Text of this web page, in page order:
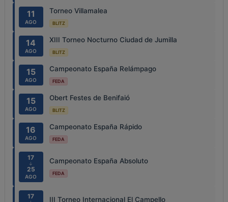
11
AGO
Torneo Villamalea
BLITZ
14
AGO
XIII Torneo Nocturno Ciudad de Jumilla
BLITZ
15
AGO
Campeonato España Relámpago
FEDA
15
AGO
Obert Festes de Benifaió
BLITZ
16
AGO
Campeonato España Rápido
FEDA
17
↓
25
AGO
Campeonato España Absoluto
FEDA
17 III Torneo Internacional El Campello